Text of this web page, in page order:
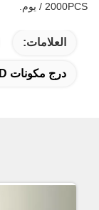
2000PCS / يوم.
العلامات:
درج مكونات DRAM ESD